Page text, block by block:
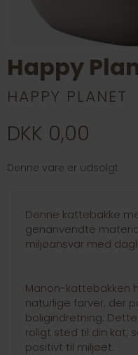
Happy
HAPPY PLANET
DKK 0,00
Denne vare er udsolgt
Denne kattebakke
genanvendte
miljøansvar med
Manon-kattebakken
naturlige farver, der
boligindretning.
roligt sted til din kat,
positivt til miljøet.